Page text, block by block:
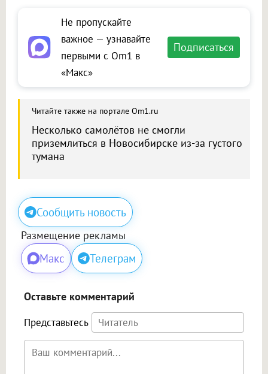
Не пропускайте
важное — узнавайте
первыми с Om1 в
«Макс»
Подписаться
Читайте также на портале Om1.ru
Несколько самолётов не смогли
приземлиться в Новосибирске из-за густого
тумана
Сообщить новость
Размещение рекламы
Макс Телеграм
Оставьте комментарий
Представьтесь